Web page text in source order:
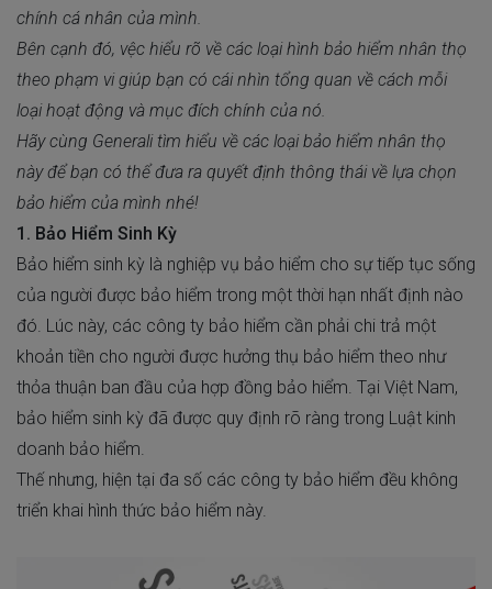
chính cá nhân của mình.
Bên cạnh đó, vệc hiểu rõ về các loại hình bảo hiểm nhân thọ
theo phạm vi giúp bạn có cái nhìn tổng quan về cách mỗi
loại hoạt động và mục đích chính của nó.
Hãy cùng Generali tìm hiểu về các loại bảo hiểm nhân thọ
này để bạn có thể đưa ra quyết định thông thái về lựa chọn
bảo hiểm của mình nhé!
1. Bảo Hiểm Sinh Kỳ
Bảo hiểm sinh kỳ là nghiệp vụ bảo hiểm cho sự tiếp tục sống
của người được bảo hiểm trong một thời hạn nhất định nào
đó. Lúc này, các công ty bảo hiểm cần phải chi trả một
khoản tiền cho người được hưởng thụ bảo hiểm theo như
thỏa thuận ban đầu của hợp đồng bảo hiểm. Tại Việt Nam,
bảo hiểm sinh kỳ đã được quy định rõ ràng trong Luật kinh
doanh bảo hiểm.
Thế nhưng, hiện tại đa số các công ty bảo hiểm đều không
triển khai hình thức bảo hiểm này.